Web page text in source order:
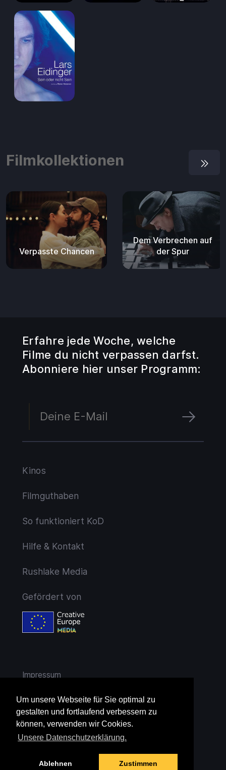
Um unsere Webseite für Sie optimal zu
gestalten und fortlaufend verbessern zu
können, verwenden wir Cookies.
Unsere Datenschutzerklärung.
Ablehnen Zustimmen
Filmkollektionen
Verpasste Chancen
Dem Verbrechen auf
der Spur
Erfahre jede Woche, welche
Filme du nicht verpassen darfst.
Abonniere hier unser Programm:
Kinos
Filmguthaben
So funktioniert KoD
Hilfe & Kontakt
Rushlake Media
Gefördert von
Impressum
AGB
Widerruf